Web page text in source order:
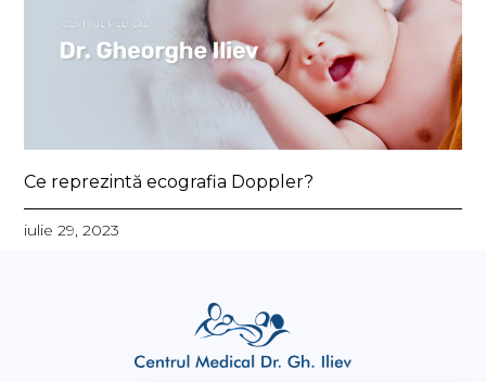
Ce reprezintă ecografia Doppler?
iulie 29, 2023